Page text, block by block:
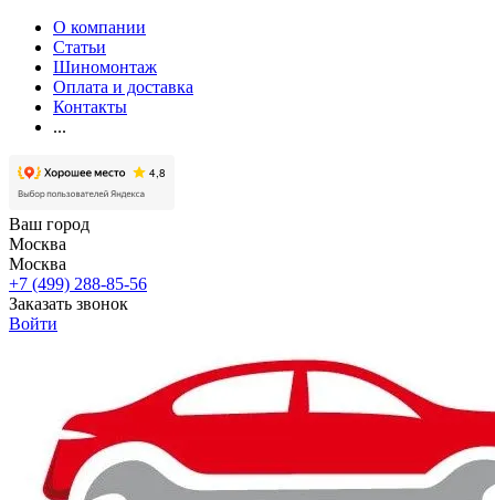
О компании
Статьи
Шиномонтаж
Оплата и доставка
Контакты
...
Ваш город
Москва
Москва
+7 (499) 288-85-56
Заказать звонок
Войти